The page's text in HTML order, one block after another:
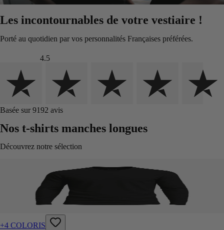
Les incontournables de votre vestiaire !
Porté au quotidien par vos personnalités Françaises préférées.
4.5
Basée sur 9192 avis
Nos t-shirts manches longues
Découvrez notre sélection
+4 COLORIS